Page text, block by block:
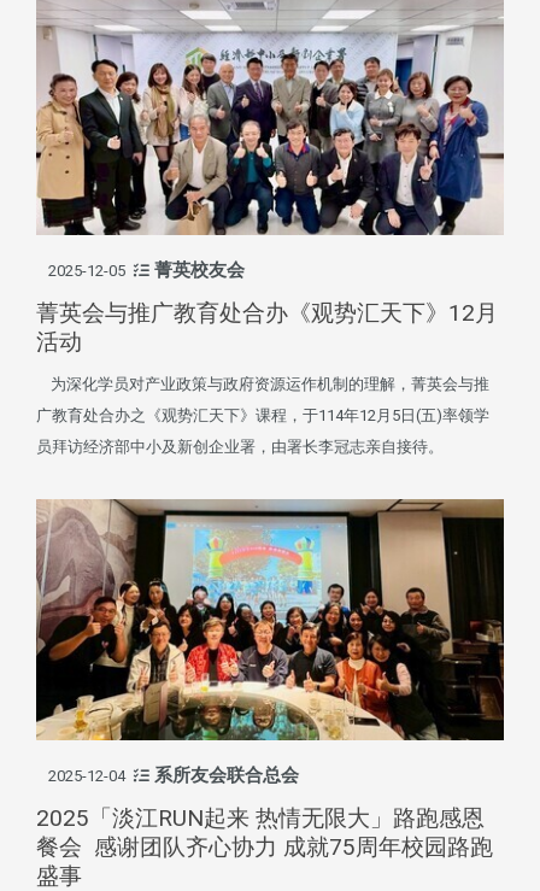
2025-12-05 菁英校友会
菁英会与推广教育处合办《观势汇天下》12月
活动
为深化学员对产业政策与政府资源运作机制的理解，菁英会与推
广教育处合办之《观势汇天下》课程，于114年12月5日(五)率领学
员拜访经济部中小及新创企业署，由署长李冠志亲自接待。
2025-12-04 系所友会联合总会
2025「淡江RUN起来 热情无限大」路跑感恩
餐会 感谢团队齐心协力 成就75周年校园路跑
盛事